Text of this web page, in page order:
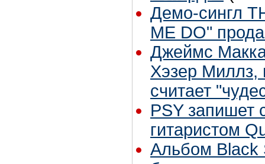
Демо-сингл
ME DO"
Джеймс
Хэзер
считает
PSY запишет
гитаристом
Альбом Black